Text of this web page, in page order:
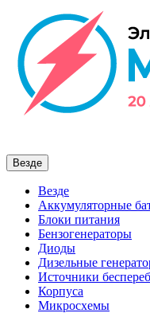
Везде
Везде
Аккумуляторные
Блоки питания
Бензогенераторы
Диоды
Дизельные
Источники
Корпуса
Микросхемы